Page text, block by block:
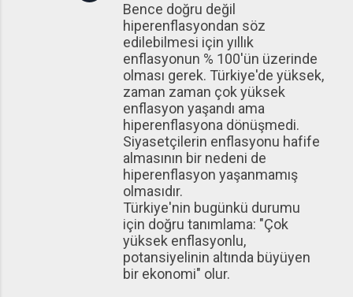
Bence doğru değil
hiperenflasyondan söz
edilebilmesi için yıllık
enflasyonun % 100'ün üzerinde
olması gerek. Türkiye'de yüksek,
zaman zaman çok yüksek
enflasyon yaşandı ama
hiperenflasyona dönüşmedi.
Siyasetçilerin enflasyonu hafife
almasının bir nedeni de
hiperenflasyon yaşanmamış
olmasıdır.
Türkiye'nin bugünkü durumu
için doğru tanımlama: "Çok
yüksek enflasyonlu,
potansiyelinin altında büyüyen
bir ekonomi" olur.